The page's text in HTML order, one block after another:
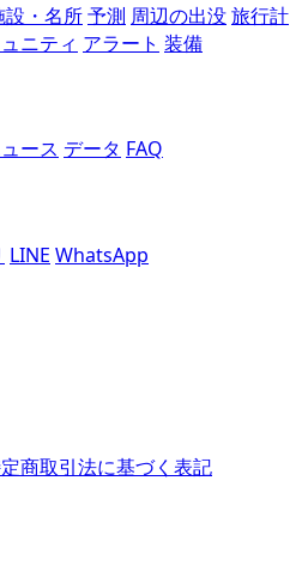
設・名所予測 周辺の出没旅行計
ニティ アラート 装備
ース データ FAQ
LINE WhatsApp
商取引法に基づく表記